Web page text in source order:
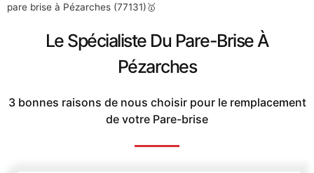
pare brise à Pézarches (77131)🥇
Le Spécialiste Du Pare-Brise À
Pézarches
3 bonnes raisons de nous choisir pour le remplacement
de votre Pare-brise